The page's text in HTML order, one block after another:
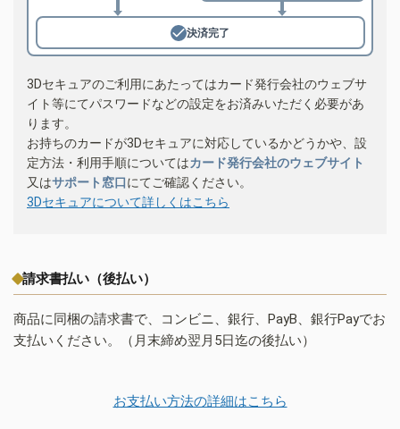
決済完了
3Dセキュアのご利用にあたってはカード発行会社のウェブサ
イト等にてパスワードなどの設定をお済みいただく必要があ
ります。
お持ちのカードが3Dセキュアに対応しているかどうかや、設
定方法・利用手順についてはカード発行会社のウェブサイト
又はサポート窓口にてご確認ください。
3Dセキュアについて詳しくはこちら
請求書払い（後払い）
商品に同梱の請求書で、コンビニ、銀行、PayB、銀行Payでお
支払いください。（月末締め翌月5日迄の後払い）
お支払い方法の詳細はこちら